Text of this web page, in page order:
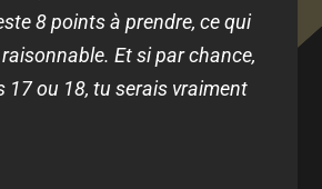
8 points à prendre, ce qui
Et si par chance,
17 ou 18, tu serais vraiment